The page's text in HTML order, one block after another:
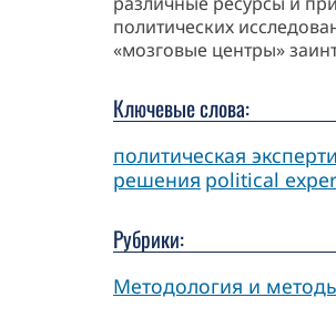
политических
«мозговые центры»
Ключевые слова:
политическая
решения political
Рубрики:
Методология и